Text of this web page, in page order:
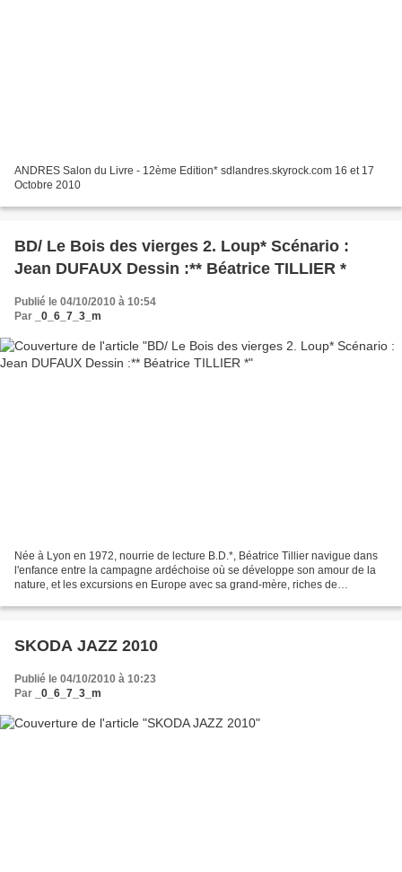
ANDRES Salon du Livre - 12ème Edition* sdlandres.skyrock.com 16 et 17
Octobre 2010
BD/ Le Bois des vierges 2. Loup* Scénario :
Jean DUFAUX Dessin :** Béatrice TILLIER *
Publié le 04/10/2010 à 10:54
Par
_0_6_7_3_m
Née à Lyon en 1972, nourrie de lecture B.D.*, Béatrice Tillier navigue dans
l'enfance entre la campagne ardéchoise où se développe son amour de la
nature, et les excursions en Europe avec sa grand-mère, riches de
SKODA JAZZ 2010
Publié le 04/10/2010 à 10:23
Par
_0_6_7_3_m